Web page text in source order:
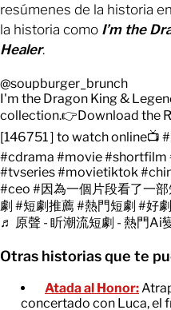
resúmenes de la historia
la historia como I’m the
Healer.
@soupburger_brunch
I'm the Dragon King &
collection.👉Download the
[146751 ] to watch online📺
#cdrama #movie#shortfilm
#tvseries#movietiktok
#ceo #因為一個片段看了一部
劇 #短劇推薦#熱門短劇 #好
♬ 原聲 - 盺潮流短劇 - 熱門Ai
Otras historias que te
Atada al Honor:
concertado con Luca, el